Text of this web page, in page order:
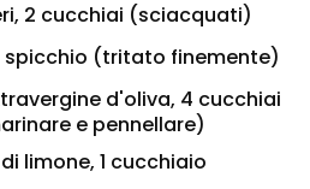
2 cucchiai (sciacquati)
spicchio (tritato finemente)
d'oliva, 4 cucchiai
e pennellare)
limone, 1 cucchiaio